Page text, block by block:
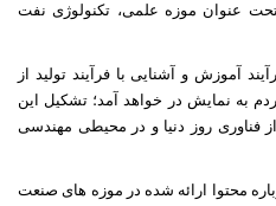
عنوان موزه علمی، تکنولوژی نفت
آموزش و آشنایی با فرآیند تولید از
به نمایش در خواهد آمد؛ تشکیل این
فناوری روز دنیا و در محیطی مهندسی
محتوا ارائه شده در موزه های صنعت